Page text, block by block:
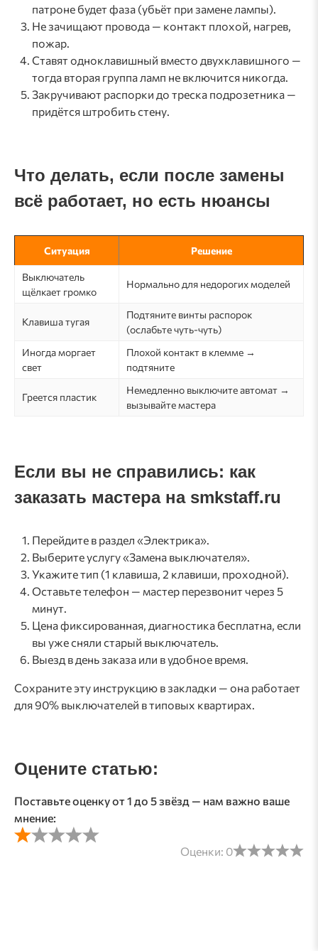
патроне будет фаза (убьёт при замене лампы).
Не зачищают провода — контакт плохой, нагрев,
пожар.
Ставят одноклавишный вместо двухклавишного —
тогда вторая группа ламп не включится никогда.
Закручивают распорки до треска подрозетника —
придётся штробить стену.
Что делать, если после замены
всё работает, но есть нюансы
Ситуация Решение
Выключатель
щёлкает громко
Нормально для недорогих моделей
Клавиша тугая
Подтяните винты распорок
(ослабьте чуть-чуть)
Иногда моргает
свет
Плохой контакт в клемме →
подтяните
Греется пластик
Немедленно выключите автомат →
вызывайте мастера
Если вы не справились: как
заказать мастера на smkstaff.ru
Перейдите в раздел «Электрика».
Выберите услугу «Замена выключателя».
Укажите тип (1 клавиша, 2 клавиши, проходной).
Оставьте телефон — мастер перезвонит через 5
минут.
Цена фиксированная, диагностика бесплатна, если
вы уже сняли старый выключатель.
Выезд в день заказа или в удобное время.
Сохраните эту инструкцию в закладки — она работает
для 90% выключателей в типовых квартирах.
Оцените статью:
Поставьте оценку от 1 до 5 звёзд — нам важно ваше
мнение:
Оценки: 0